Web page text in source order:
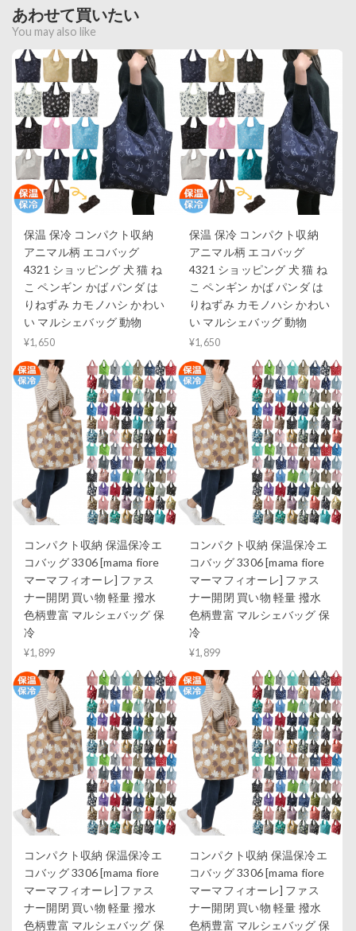
あわせて買いたい
You may also like
保温 保冷 コンパクト収納
アニマル柄 エコバッグ
4321 ショッピング 犬 猫 ね
こ ペンギン かば パンダ は
りねずみ カモノハシ かわい
い マルシェバッグ 動物
¥1,650
保温 保冷 コンパクト収納
アニマル柄 エコバッグ
4321 ショッピング 犬 猫 ね
こ ペンギン かば パンダ は
りねずみ カモノハシ かわい
い マルシェバッグ 動物
¥1,650
コンパクト収納 保温保冷エ
コバッグ 3306 [mama fiore
マーマフィオーレ] ファス
ナー開閉 買い物 軽量 撥水
色柄豊富 マルシェバッグ 保
冷
¥1,899
コンパクト収納 保温保冷エ
コバッグ 3306 [mama fiore
マーマフィオーレ] ファス
ナー開閉 買い物 軽量 撥水
色柄豊富 マルシェバッグ 保
冷
¥1,899
コンパクト収納 保温保冷エ
コバッグ 3306 [mama fiore
マーマフィオーレ] ファス
ナー開閉 買い物 軽量 撥水
色柄豊富 マルシェバッグ 保
コンパクト収納 保温保冷エ
コバッグ 3306 [mama fiore
マーマフィオーレ] ファス
ナー開閉 買い物 軽量 撥水
色柄豊富 マルシェバッグ 保